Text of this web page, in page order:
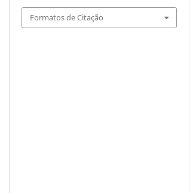
Formatos de Citação